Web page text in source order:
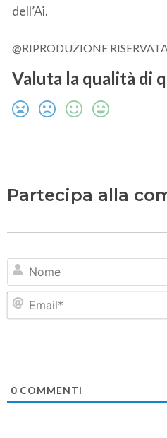
dell’Ai.
@RIPRODUZIONE RISERVATA
Valuta la qualità di
Partecipa alla
0 COMMENTI